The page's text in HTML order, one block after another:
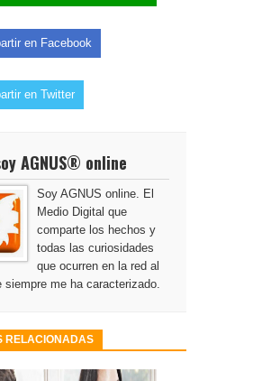
en Facebook
en Twitter
AGNUS® online
Soy AGNUS online. El
Medio Digital que
comparte los hechos y
todas las curiosidades
que ocurren en la red al
siempre me ha caracterizado.
RELACIONADAS